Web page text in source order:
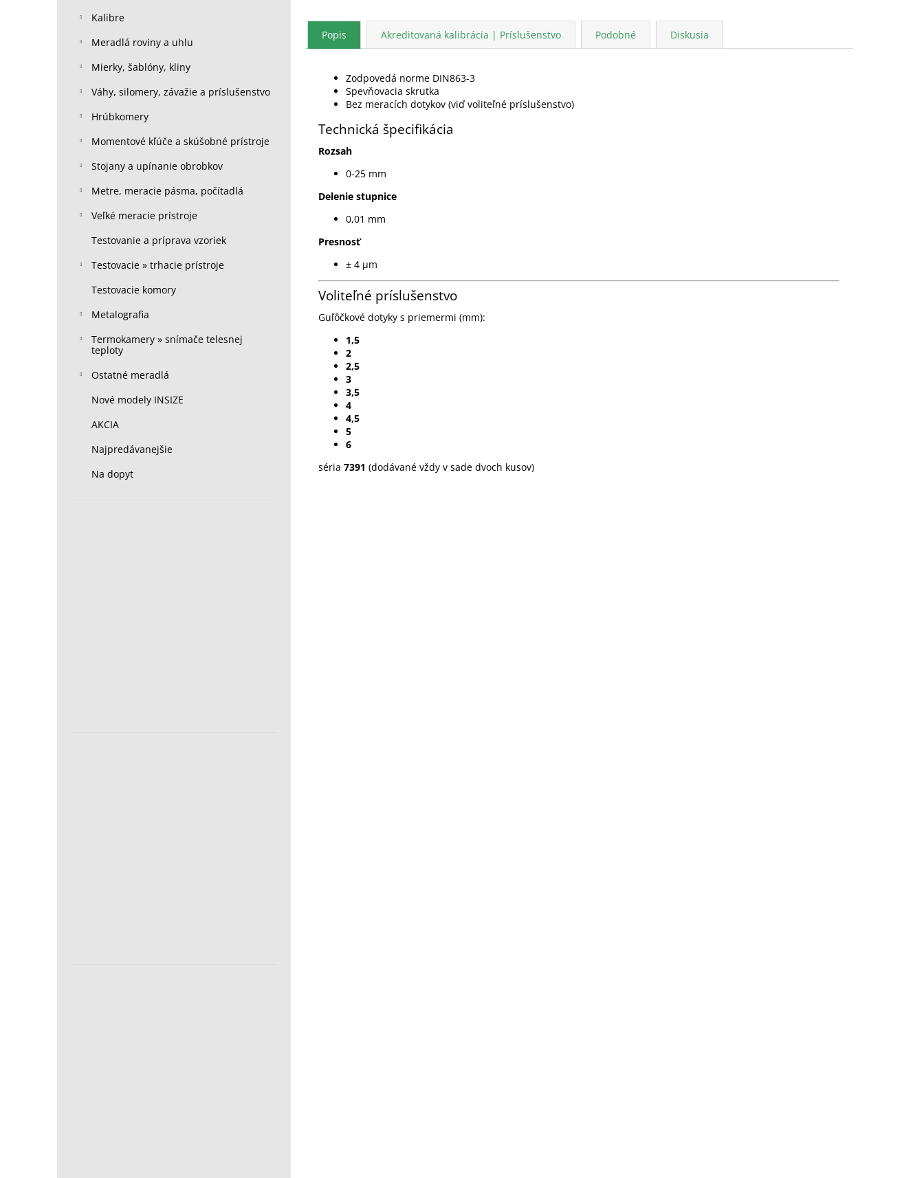
Kalibre
Meradlá roviny a uhlu
Mierky, šablóny, kliny
Váhy, silomery, závažie a príslušenstvo
Hrúbkomery
Momentové kľúče a skúšobné prístroje
Stojany a upínanie obrobkov
Metre, meracie pásma, počítadlá
Veľké meracie prístroje
Testovanie a príprava vzoriek
Testovacie » trhacie prístroje
Testovacie komory
Metalografia
Termokamery » snímače telesnej
teploty
Ostatné meradlá
Nové modely INSIZE
AKCIA
Najpredávanejšie
Na dopyt
Popis Akreditovaná kalibrácia | Príslušenstvo Podobné Diskusia
Zodpovedá norme DIN863-3
Spevňovacia skrutka
Bez meracích dotykov (viď voliteľné príslušenstvo)
Technická špecifikácia
Rozsah
0-25 mm
Delenie stupnice
0,01 mm
Presnosť
± 4 µm
Voliteľné príslušenstvo
Guľôčkové dotyky s priemermi (mm):
1,5
2
2,5
3
3,5
4
4,5
5
6
séria 7391 (dodávané vždy v sade dvoch kusov)